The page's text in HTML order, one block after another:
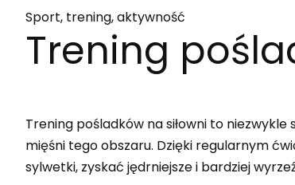
Sport, trening, aktywność
Trening
Trening pośladków na siłowni to
mięśni tego obszaru. Dzięki regularnym
sylwetki, zyskać jędrniejsze i bardziej